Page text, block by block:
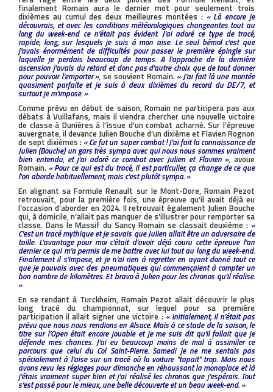
finalement Romain aura le dernier mot pour seulement trois
dixièmes au cumul des deux meilleures montées : « Là encore je
découvrais, et avec les conditions météorologiques changeantes tout au
long du week-end ce n’était pas évident. J’ai adoré ce type de tracé,
rapide, long, sur lesquels je suis à mon aise. Le seul bémol c’est que
j’avais énormément de difficultés pour passer le première épingle sur
laquelle je perdais beaucoup de temps. A l’approche de la dernière
ascension j’avais du retard et donc pas d’autre choix que de tout donner
pour pouvoir l’emporter », se souvient Romain. « J’ai fait là une montée
quasiment parfaite et je suis à deux dixièmes du record du DE/7, et
surtout je m’impose. »
Comme prévu en début de saison, Romain ne participera pas aux
débats à Vuillafans, mais il viendra chercher une nouvelle victoire
de classe à Dunières à l’issue d’un combat acharné. Sur l’épreuve
auvergnate, il devance Julien Bouche d’un dixième et Flavien Rognon
de sept dixièmes : « Ce fut un super combat ! J’ai fait la connaissance de
Julien (Bouche) un gars très sympa avec qui nous nous sommes vraiment
bien entendu, et j’ai adoré ce combat avec Julien et Flavien », avoue
Romain. « Pour ce qui est du tracé, il est particulier, ça change de ce que
l’on aborde habituellement, mais c’est plutôt sympa. »
En alignant sa Formule Renault sur le Mont-Dore, Romain Pezot
retrouvait, pour la première fois, une épreuve qu’il avait déjà eu
l’occasion d’aborder en 2024. Il retrouvait également Julien Bouche
qui, à domicile, n’allait pas manquer de s’illustrer pour remporter sa
classe. Dans le Massif du Sancy Romain se classait deuxième : «
C’est un tracé mythique et je savais que Julien allait être un adversaire de
taille. L’avantage pour moi c’était d’avoir déjà couru cette épreuve l’an
dernier ce qui m’a permis de me battre avec lui tout au long du week-end.
Finalement il s’impose, et je n’ai rien à regretter en ayant donné tout ce
que je pouvais avec des pneumatiques qui commençaient à compter un
bon nombre de kilomètres. Et bravo à Julien pour les chronos qu’il réalise.
»
En se rendant à Turckheim, Romain Pezot allait découvrir le plus
long tracé du championnat, sur lequel pour sa première
participation il allait signer une victoire :« Initialement, il n’était pas
prévu que nous nous rendions en Alsace. Mais à ce stade de la saison, le
titre sur l’Open était encore jouable et je me suis dit qu’il fallait que je
défende mes chances. J’ai eu beaucoup moins de mal à assimiler ce
parcours que celui du Col Saint-Pierre. Samedi je ne me sentais pas
spécialement à l’aise sur un tracé où la voiture ''tapait'' trop. Mais nous
avons revu les réglages pour dimanche en réhaussant la monoplace et là
j’étais vraiment super bien et j’ai réalisé les chronos que j’espérais. Tout
s’est passé pour le mieux, une belle découverte et un beau week-end. »